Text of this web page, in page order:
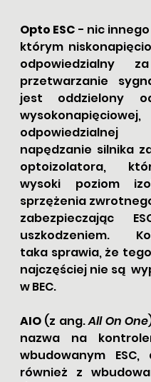
Opto ESC - nic innego
którym
odpowiedzialny
przetwarzanie
jest oddzielony
wysokonapięciowej,
napędzanie silnika
optoizolatora,
wysoki poziom
sprzężenia
zabezpieczając
uszkodzeniem.
taka sprawia, że
najczęściej nie są
w BEC.
AIO (z ang. All On One
nazwa na
wbudowanym
również z